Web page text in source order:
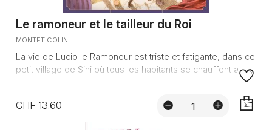
Le ramoneur et le tailleur du Roi
MONTET COLIN
La vie de Lucio le Ramoneur est triste et fatigante, dans ce
petit village de Sini où tous les habitants se chauffent au...
CHF 13.60